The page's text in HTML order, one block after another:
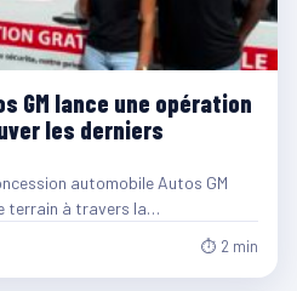
GM lance une opération
les derniers
automobile Autos GM
terrain à travers la…
⏱ 2 min